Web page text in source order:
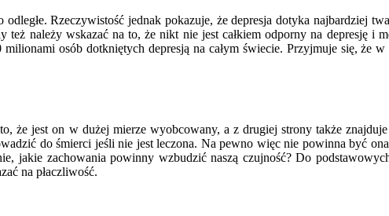
Rzeczywistość jednak pokazuje, że depresja dotyka najbardziej
należy wskazać na to, że nikt nie jest całkiem odporny na depresję i
osób dotkniętych depresją na całym świecie. Przyjmuje się, że
że jest on w dużej mierze wyobcowany, a z drugiej strony także
do śmierci jeśli nie jest leczona. Na pewno więc nie powinna być
jakie zachowania powinny wzbudzić naszą czujność? Do
na płaczliwość.